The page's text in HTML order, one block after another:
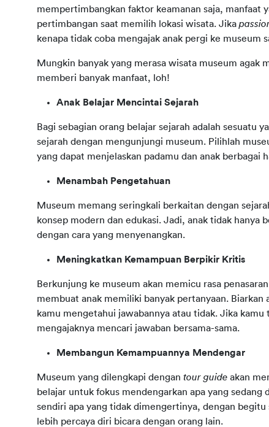
mempertimbangkan faktor keamanan saja, manfaat
pertimbangan saat memilih lokasi wisata. Jika
kenapa tidak coba mengajak anak pergi ke museum
Mungkin banyak yang merasa wisata museum agak
memberi banyak manfaat, loh!
Anak Belajar Mencintai Sejarah
Bagi sebagian orang belajar sejarah adalah sesuatu
sejarah dengan mengunjungi museum. Pilihlah
yang dapat menjelaskan padamu dan anak berbagai
Menambah Pengetahuan
Museum memang seringkali berkaitan dengan
konsep modern dan edukasi. Jadi, anak tidak hanya
dengan cara yang menyenangkan.
Meningkatkan Kemampuan Berpikir Kritis
Berkunjung ke museum akan memicu rasa
membuat anak memiliki banyak pertanyaan. Biarkan
kamu mengetahui jawabannya atau tidak. Jika
mengajaknya mencari jawaban bersama-sama.
Membangun Kemampuannya Mendengar
Museum yang dilengkapi dengan tour guide akan
belajar untuk fokus mendengarkan apa yang sedang
sendiri apa yang tidak dimengertinya, dengan
lebih percaya diri bicara dengan orang lain.